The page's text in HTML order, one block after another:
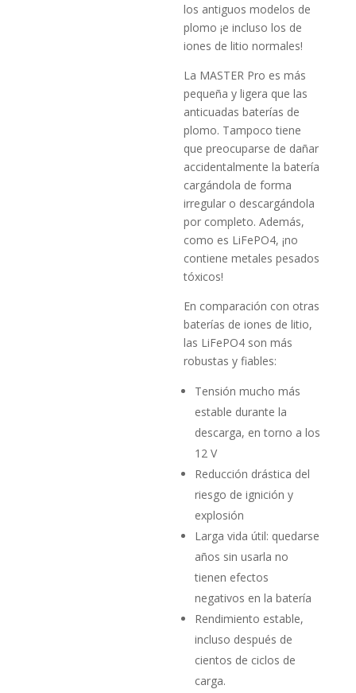
los antiguos modelos de
plomo ¡e incluso los de
iones de litio normales!
La MASTER Pro es más
pequeña y ligera que las
anticuadas baterías de
plomo. Tampoco tiene
que preocuparse de dañar
accidentalmente la batería
cargándola de forma
irregular o descargándola
por completo. Además,
como es LiFePO4, ¡no
contiene metales pesados
tóxicos!
En comparación con otras
baterías de iones de litio,
las LiFePO4 son más
robustas y fiables:
Tensión mucho más
estable durante la
descarga, en torno a los
12 V
Reducción drástica del
riesgo de ignición y
explosión
Larga vida útil: quedarse
años sin usarla no
tienen efectos
negativos en la batería
Rendimiento estable,
incluso después de
cientos de ciclos de
carga.